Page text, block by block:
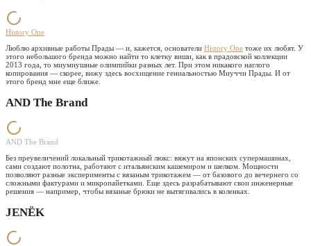
History One
Люблю архивные работы Прады — и, кажется, основатели History One тоже их любят. У
этого небольшого бренда можно найти то клетку виши, как в прадовской коллекции
2013 года, то миумиушные олимпийки разных лет. При этом никакого наглого
копирования — скорее, вижу здесь восхищение гениальностью Миуччи Прады. И от
этого бренд мне еще ближе.
AND The Brand
AND The Brand
Без преувеличений локальный трикотажный люкс: вяжут на японских супермашинах,
сами создают полотна, работают с итальянским кашемиром и шелком. Мощности
позволяют разные эксперименты с вязаным трикотажем — от базового до вечернего со
сложными фактурами и микропайетками. Еще здесь разрабатывают свои инженерные
решения — например, чтобы вязаные брюки не вытягивались в коленках.
JENЁK